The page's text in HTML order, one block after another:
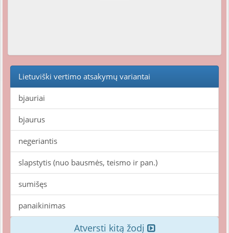
Lietuviški vertimo atsakymų variantai
bjauriai
bjaurus
negeriantis
slapstytis (nuo bausmės, teismo ir pan.)
sumišęs
panaikinimas
Atversti kitą žodį